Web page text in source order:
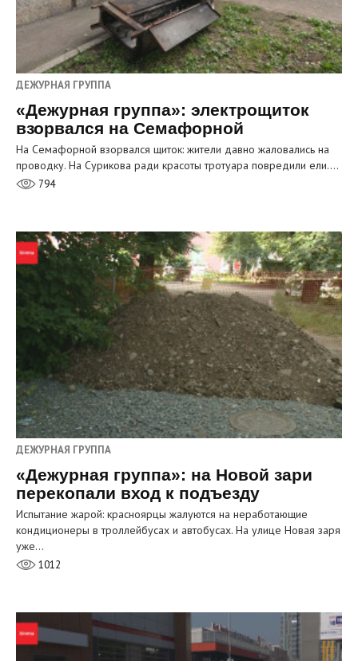
ДЕЖУРНАЯ ГРУППА
«Дежурная группа»: электрощиток
взорвался на Семафорной
На Семафорной взорвался щиток: жители давно жаловались на
проводку. На Сурикова ради красоты тротуара повредили ели.…
794
ДЕЖУРНАЯ ГРУППА
«Дежурная группа»: на Новой зари
перекопали вход к подъезду
Испытание жарой: красноярцы жалуются на неработающие
кондиционеры в троллейбусах и автобусах. На улице Новая заря
уже…
1012